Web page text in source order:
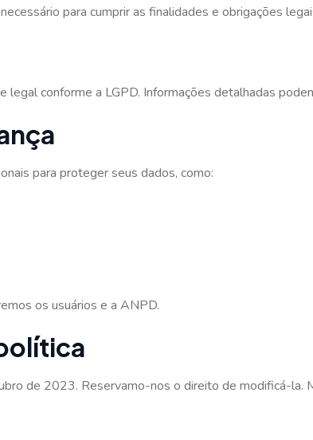
para cumprir as finalidades e obrigações
conforme a LGPD. Informações detalhadas
para proteger seus dados, como:
os usuários e a ANPD.
de 2023. Reservamo-nos o direito de modificá-la.